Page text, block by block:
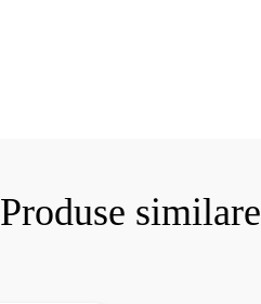
Produse similare